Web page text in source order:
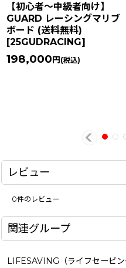
【初心者〜中級者向け】
GUARD レーシングマリブ
ボード (送料無料)
[25GUDRACING]
198,000円(税込)
レビュー
0件のレビュー
関連グループ
LIFESAVING（ライフセービン